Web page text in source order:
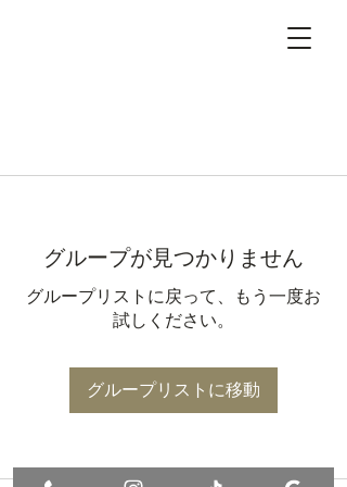
グループが見つかりません
グループリストに戻って、もう一度お
試しください。
グループリストに移動